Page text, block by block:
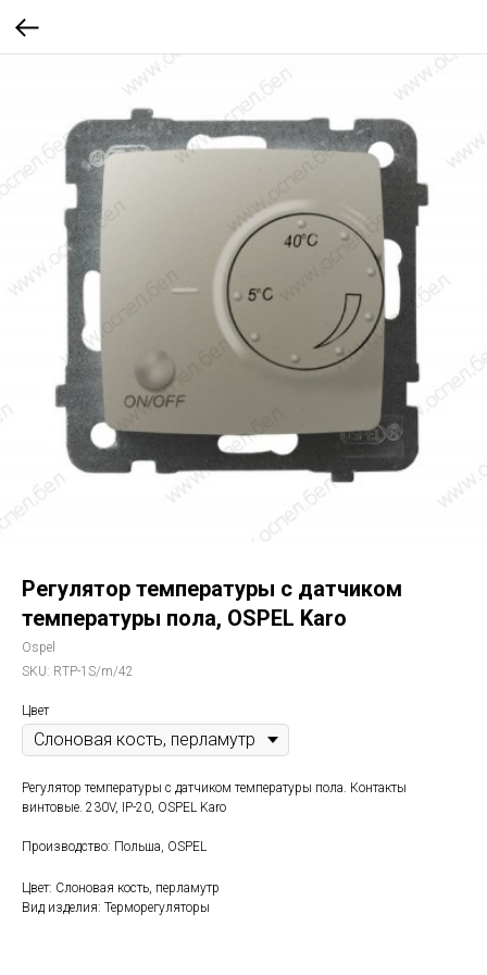
Регулятор температуры с датчиком
температуры пола, OSPEL Karo
Ospel
SKU: RTP-1S/m/42
Цвет
Регулятор температуры с датчиком температуры пола. Контакты
винтовые. 230V, IP-20, OSPEL Karo
Производство: Польша, OSPEL
Цвет: Слоновая кость, перламутр
Вид изделия: Терморегуляторы